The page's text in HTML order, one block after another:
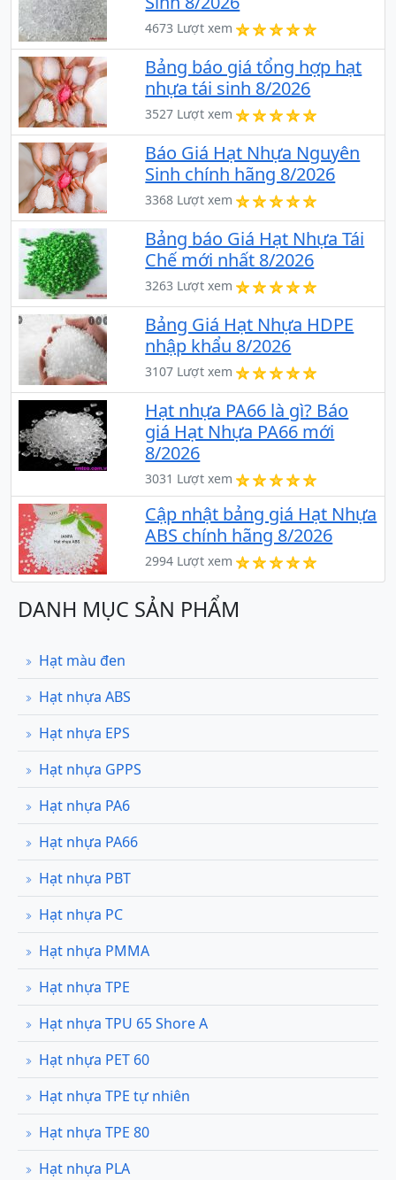
4673 Lượt xem
Bảng báo giá tổng hợp hạt
nhựa tái sinh 8/2026
3527 Lượt xem
Báo Giá Hạt Nhựa Nguyên
Sinh chính hãng 8/2026
3368 Lượt xem
Bảng báo Giá Hạt Nhựa Tái
Chế mới nhất 8/2026
3263 Lượt xem
Bảng Giá Hạt Nhựa HDPE
nhập khẩu 8/2026
3107 Lượt xem
Hạt nhựa PA66 là gì? Báo
giá Hạt Nhựa PA66 mới
8/2026
3031 Lượt xem
Cập nhật bảng giá Hạt Nhựa
ABS chính hãng 8/2026
2994 Lượt xem
DANH MỤC SẢN PHẨM
Hạt màu đen
Hạt nhựa ABS
Hạt nhựa EPS
Hạt nhựa GPPS
Hạt nhựa PA6
Hạt nhựa PA66
Hạt nhựa PBT
Hạt nhựa PC
Hạt nhựa PMMA
Hạt nhựa TPE
Hạt nhựa TPU 65 Shore A
Hạt nhựa PET 60
Hạt nhựa TPE tự nhiên
Hạt nhựa TPE 80
Hạt nhựa PLA